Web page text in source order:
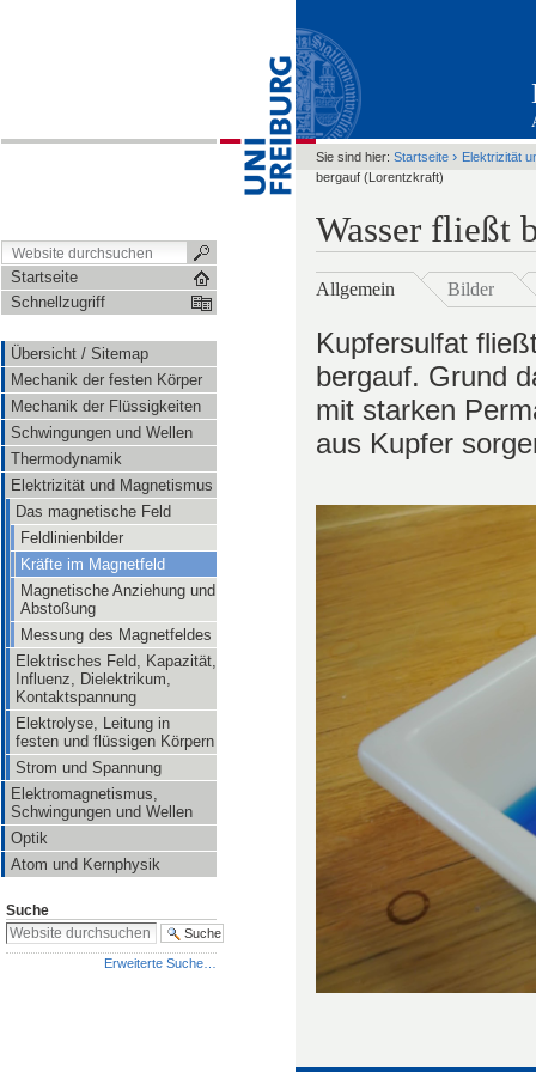
Startseite
Schnellzugriff
Übersicht / Sitemap
Mechanik der festen Körper
Mechanik der Flüssigkeiten
Schwingungen und Wellen
Thermodynamik
Elektrizität und Magnetismus
Das magnetische Feld
Feldlinienbilder
Kräfte im Magnetfeld
Magnetische Anziehung und
Abstoßung
Messung des Magnetfeldes
Elektrisches Feld, Kapazität,
Influenz, Dielektrikum,
Kontaktspannung
Elektrolyse, Leitung in
festen und flüssigen Körpern
Strom und Spannung
Elektromagnetismus,
Schwingungen und Wellen
Optik
Atom und Kernphysik
Suche
Erweiterte Suche…
Sie sind hier: Startseite › Elektrizität
bergauf (Lorentzkraft)
Wasser fließt
Allgemein Bilder
Kupfersulfat
bergauf. Grund
mit starken
aus Kupfer